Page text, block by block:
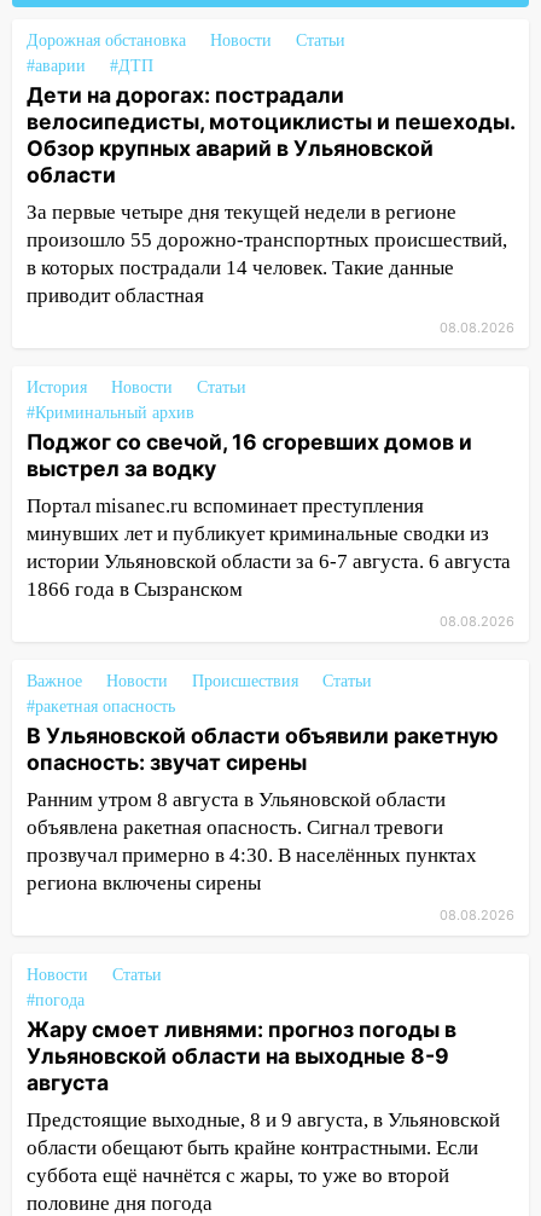
пилотным регионом проекта
«Культурное долголетие»
17:16 В реанимацию Ульяновской
областной больницы поступили шесть
новых аппаратов ИВЛ
16:51 В Чердаклинском районе
ремонтируют дороги, ставят остановки
и проводят новое освещение
В Ульяновске установили ещё
16:26 В Ульяновске бесплатно покажут
матч «Волги» под открытым небом
16:12
В Ульяновском госуниверситете
разработают отечественный прибор для
цифровой ПЦР
15:47 Ульяновцы могут вернуть деньги
за абонементы закрывшегося фитнес-
15:34
После вмешательства
прокуратуры в селах Ульяновской
области привели в порядок детские
площадки
15:27 Прокуратура проверяет
капремонт школы в селе Кивать
15:08 В Кузоватово после прокурорской
14:40
На проспекте Гая в Ульяновске
запретили остановку автомобилей на
50-метровом участке
14:22 В Новом городе 8 августа пройдет
большой фестиваль «Наше время» с
мотофристайлом и концертом
«Мураками»
14:04 Жару смоет ливнями: прогноз
Дорожная обстановка Новости
Статьи
#аварии
#ДТП
Дети на дорогах: пострадали
велосипедисты, мотоциклисты и пешеходы.
Обзор крупных аварий в Ульяновской
области
За первые четыре дня текущей недели в регионе
произошло 55 дорожно-транспортных происшествий,
в которых пострадали 14 человек. Такие данные
приводит областная
08.08.2026
История Новости
Статьи
#Криминальный архив
Поджог со свечой, 16 сгоревших домов и
выстрел за водку
Портал misanec.ru вспоминает преступления
минувших лет и публикует криминальные сводки из
истории Ульяновской области за 6-7 августа. 6 августа
1866 года в Сызранском
08.08.2026
Важное Новости Происшествия
Статьи
#ракетная опасность
В Ульяновской области объявили ракетную
опасность: звучат сирены
Ранним утром 8 августа в Ульяновской области
объявлена ракетная опасность. Сигнал тревоги
прозвучал примерно в 4:30. В населённых пунктах
региона включены сирены
08.08.2026
Новости
Статьи
#погода
Жару смоет ливнями: прогноз погоды в
Ульяновской области на выходные 8-9
августа
Предстоящие выходные, 8 и 9 августа, в Ульяновской
области обещают быть крайне контрастными. Если
суббота ещё начнётся с жары, то уже во второй
половине дня погода